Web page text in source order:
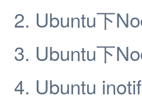
Ubuntu下
Ubuntu下
Ubuntu